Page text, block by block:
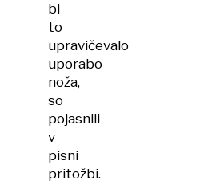
bi
to
upravičevalo
uporabo
noža,
so
pojasnili
v
pisni
pritožbi.